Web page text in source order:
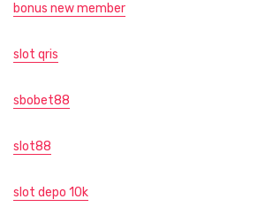
bonus new member
slot qris
sbobet88
slot88
slot depo 10k